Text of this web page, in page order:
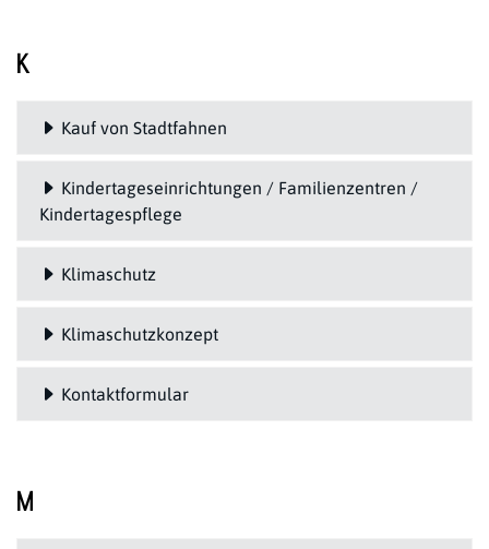
K
Kauf von Stadtfahnen
Kindertageseinrichtungen / Familienzentren /
Kindertagespflege
Klimaschutz
Klimaschutzkonzept
Kontaktformular
M